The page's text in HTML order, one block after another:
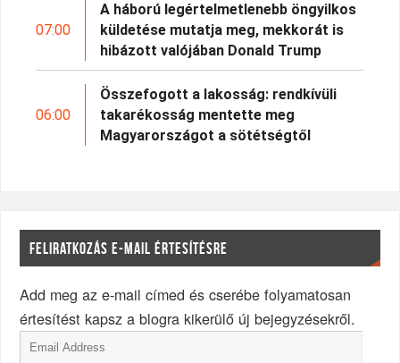
07:00
A háború legértelmetlenebb öngyilkos
küldetése mutatja meg, mekkorát is
hibázott valójában Donald Trump
06:00
Összefogott a lakosság: rendkívüli
takarékosság mentette meg
Magyarországot a sötétségtől
FELIRATKOZÁS E-MAIL ÉRTESÍTÉSRE
Add meg az e-mail címed és cserébe folyamatosan
értesítést kapsz a blogra kikerülő új bejegyzésekről.